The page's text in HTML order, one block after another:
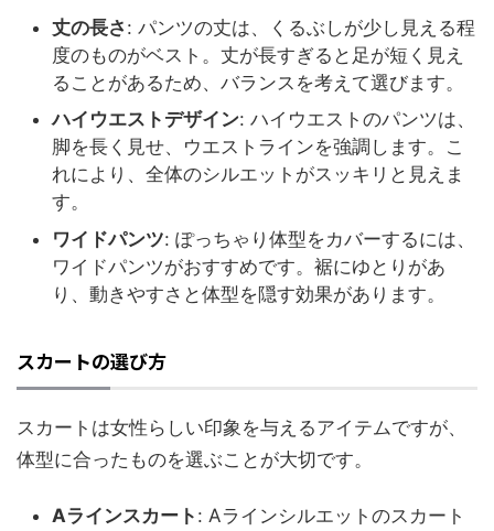
丈の長さ : パンツの丈は、くるぶしが少し見える程
度のものがベスト。丈が長すぎると足が短く見え
ることがあるため、バランスを考えて選びます。
ハイウエストデザイン: ハイウエストのパンツは、
脚を長く見せ、ウエストラインを強調します。こ
れにより、全体のシルエットがスッキリと見えま
す。
ワイドパンツ: ぽっちゃり体型をカバーするには、
ワイドパンツがおすすめです。裾にゆとりがあ
り、動きやすさと体型を隠す効果があります。
スカートの選び方
スカートは女性らしい印象を与えるアイテムですが、
体型に合ったものを選ぶことが大切です。
Aラインスカート : Aラインシルエットのスカート